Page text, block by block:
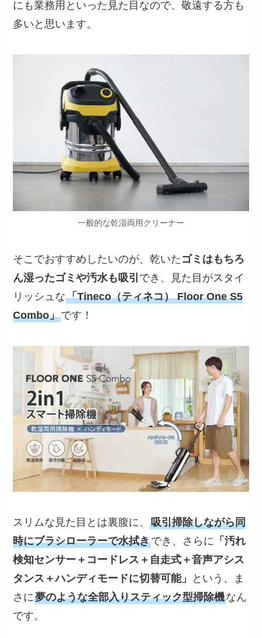
にも業務用といった見た目なので、敬遠する方も
多いと思います。
一般的な乾湿両用クリーナー
そこでおすすめしたいのが、乾いた ゴミはもちろ
ん湿ったゴミや汚水も吸引 でき、見た目がスタイ
リッシュな「Tineco（ティネコ） Floor One S5
Combo」です！
スリムな見た目とは裏腹に、吸引掃除しながら同
時にブラシローラーで水拭きでき、さらに 「汚れ
検知センサー＋コードレス＋自走式＋音声アシス
タンス＋ハンディモードに切替可能」
という、ま
さに夢のような全部入りスティック型掃除機なん
です。